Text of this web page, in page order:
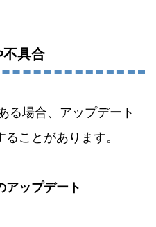
具合
る場合、アップデート
ことがあります。
アップデート